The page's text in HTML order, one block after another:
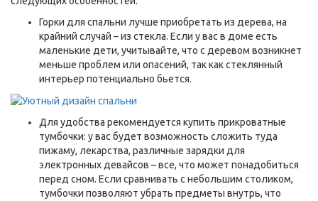
Горки для спальни лучше приобретать из дерева, на
крайний случай – из стекла. Если у вас в доме есть
маленькие дети, учитывайте, что с деревом возникнет
меньше проблем или опасений, так как стеклянный
интерьер потенциально бьется.
Для удобства рекомендуется купить прикроватные
тумбочки: у вас будет возможность сложить туда
пижаму, лекарства, различные зарядки для
электронных девайсов – все, что может понадобиться
перед сном. Если сравнивать с небольшим столиком,
тумбочки позволяют убрать предметы внутрь, что